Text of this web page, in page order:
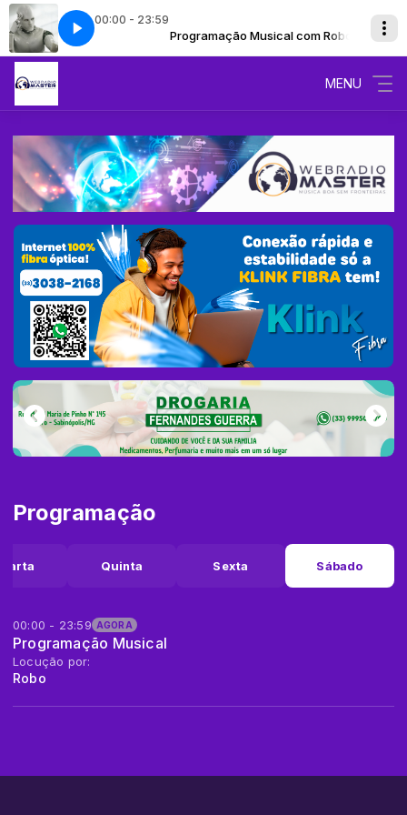
00:00 - 23:59
com Robo Programação Musical com Robo
Your Mind (feat. Ollie Wride)FM-84 Dont Want To Change Your
MENU
Programação
Quinta Sexta Sábado
00:00 - 23:59 AGORA
Programação Musical
Locução por:
Robo